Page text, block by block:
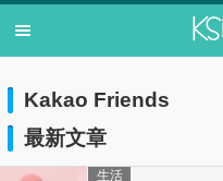
Kakao Friends
最新文章
生活